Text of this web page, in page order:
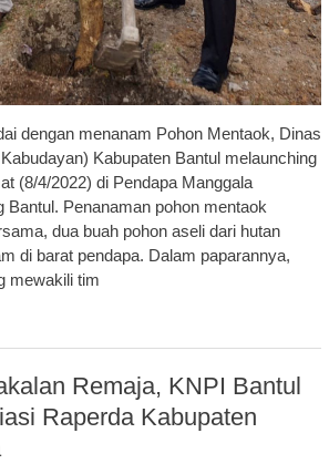
dengan menanam Pohon Mentaok, Dinas
Kabupaten Bantul melaunching
(8/4/2022) di Pendapa Manggala
Bantul. Penanaman pohon mentaok
dua buah pohon aseli dari hutan
di barat pendapa. Dalam paparannya,
mewakili tim
Remaja, KNPI Bantul
Raperda Kabupaten